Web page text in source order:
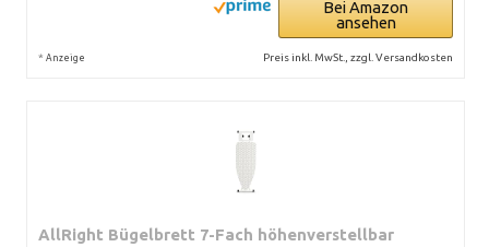
Bei Amazon
ansehen
* Anzeige Preis inkl. MwSt., zzgl. Versandkosten
AllRight Bügelbrett 7-Fach höhenverstellbar